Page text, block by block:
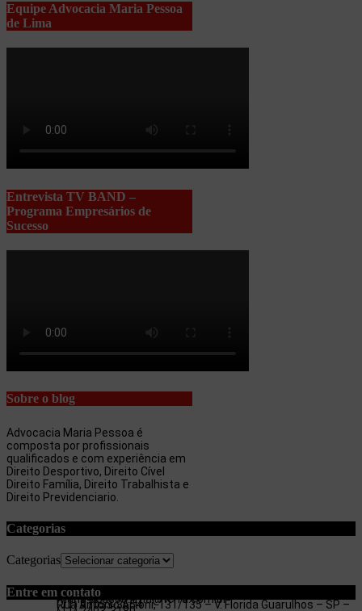
Equipe Advocacia Maria Pessoa
de Lima
Entrevista TV BAND –
Programa Empresários de
Sucesso
Sobre o blog
Advocacia Maria Pessoa é
composta por profissionais
qualificados e com experiência em
Direito Desportivo, Direito Cível
Direito Família, Direito Trabalhista e
Direito Previdenciario.
Categorias
Categorias
Entre em contato
Rua Antonio Artoni, 131/135 – V. Florida Guarulhos – SP –
(11) 97053-3654
maria.pessoa.lima@terra.com.br